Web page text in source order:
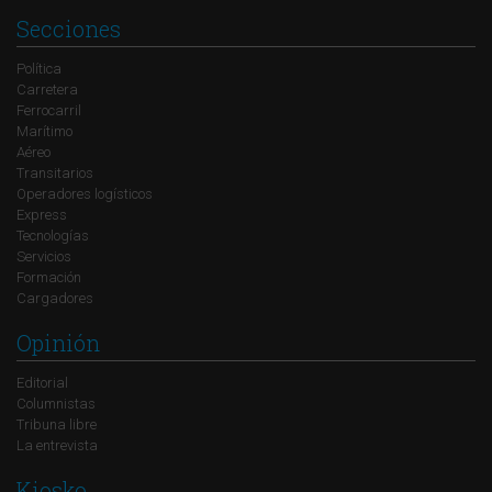
Secciones
Política
Carretera
Ferrocarril
Marítimo
Aéreo
Transitarios
Operadores logísticos
Express
Tecnologías
Servicios
Formación
Cargadores
Opinión
Editorial
Columnistas
Tribuna libre
La entrevista